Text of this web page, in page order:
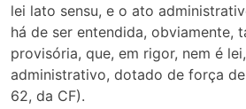
lei lato sensu, e o ato
há de ser entendida, obviamente,
provisória, que, em rigor, nem é
administrativo, dotado de força
62, da CF).